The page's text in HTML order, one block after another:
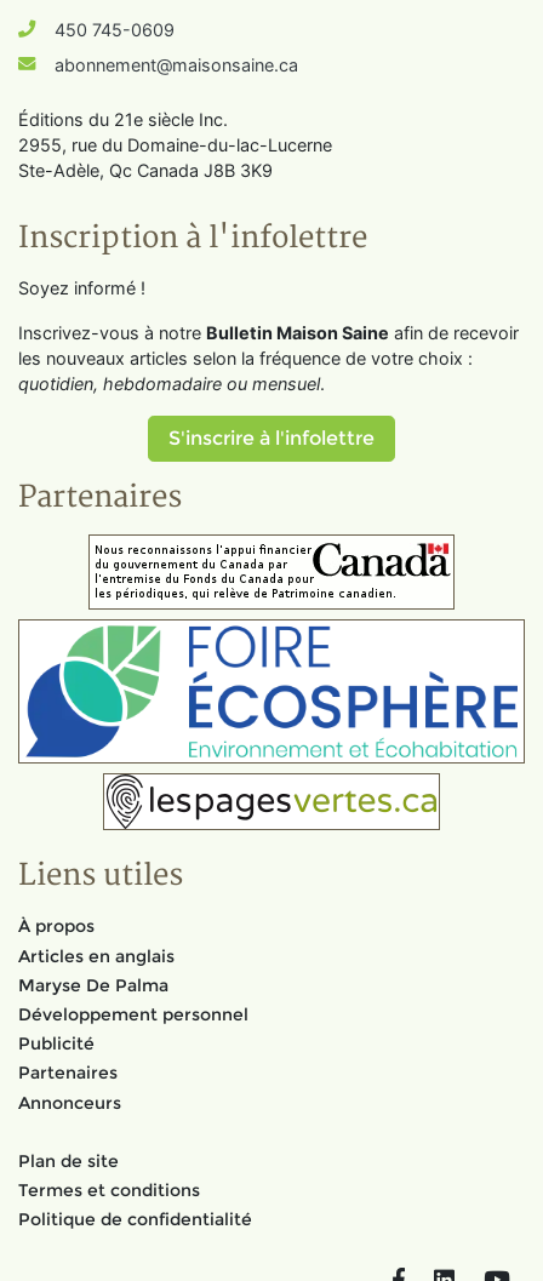
450 745-0609
abonnement@maisonsaine.ca
Éditions du 21e siècle Inc.
2955, rue du Domaine-du-lac-Lucerne
Ste-Adèle, Qc Canada J8B 3K9
Inscription à l'infolettre
Soyez informé !
Inscrivez-vous à notre Bulletin Maison Saine afin de recevoir
les nouveaux articles selon la fréquence de votre choix :
quotidien, hebdomadaire ou mensuel.
S'inscrire à l'infolettre
Partenaires
Liens utiles
À propos
Articles en anglais
Maryse De Palma
Développement personnel
Publicité
Partenaires
Annonceurs
Plan de site
Termes et conditions
Politique de confidentialité